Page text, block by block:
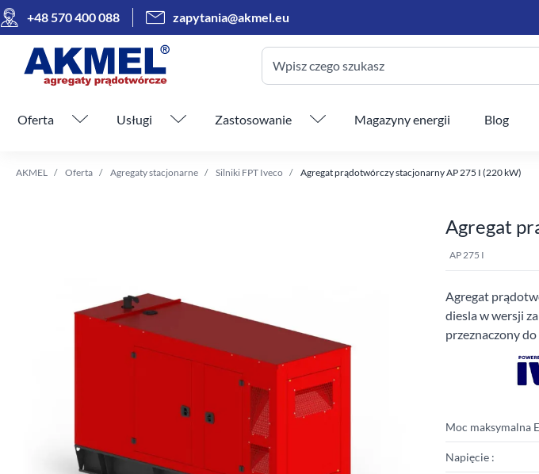
+48 570 400 088 zapytania@akmel.eu
Wpisz czego szukasz
Pomiń menu
Oferta Usługi Zastosowanie Magazyny energii Blog
AKMEL Oferta Agregaty stacjonarne Silniki FPT Iveco Agregat prądotwórczy stacjonarny AP 275 I (220 kW)
Agregat
AP 275 I
Agregat
diesla w wersji
przeznaczony
Moc maksymalna
Napięcie :